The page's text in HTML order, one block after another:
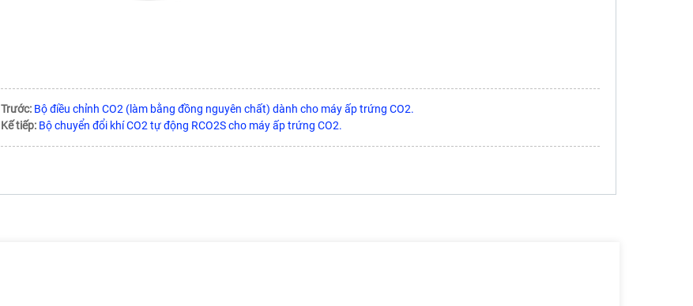
Trước: Bộ điều chỉnh CO2 (làm bằng đồng nguyên chất) dành cho máy ấp trứng CO2.
Kế tiếp: Bộ chuyển đổi khí CO2 tự động RCO2S cho máy ấp trứng CO2.